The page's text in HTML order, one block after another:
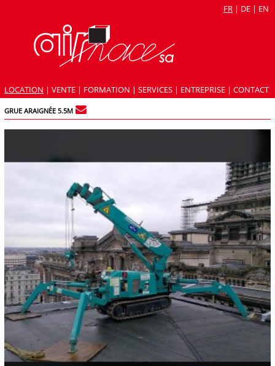
FR | DE | EN
LOCATION | VENTE | FORMATION | SERVICES | ENTREPRISE | CONTACT
GRUE ARAIGNÉE 5.5M